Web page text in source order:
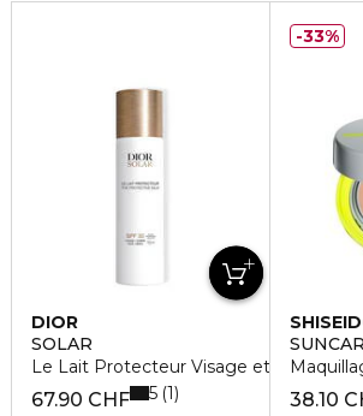
DIOR
SOLAR
Le Lait Protecteur Visage et Corps
67.90 CHF 5 1
38.10
33%